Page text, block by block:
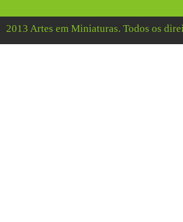
2013 Artes em Miniaturas. Todos os